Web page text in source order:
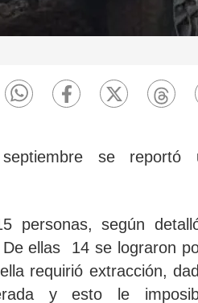
se reportó
personas, según
ellas 14 se lograron
requirió extracción,
y esto le